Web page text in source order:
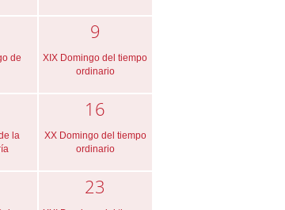
de
9
XIX Domingo del tiempo
ordinario
la
16
XX Domingo del tiempo
ordinario
23